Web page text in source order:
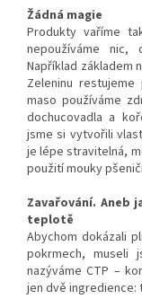
Žádná magie
Produkty vaříme
nepoužíváme
Například základem
Zeleninu
maso používáme
dochucovadla a
jsme si vytvořili
je lépe stravitelná,
použití mouky
Zavařování. Aneb
teplotě
Abychom dokázali
pokrmech, museli
nazýváme CTP –
jen dvě ingredience: